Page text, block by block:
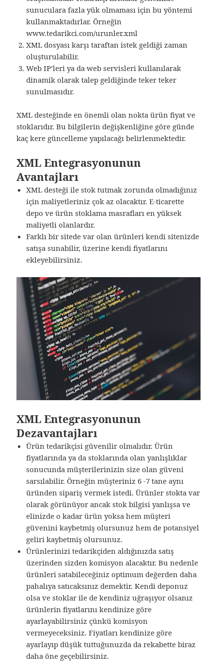
sunuculara fazla yük olmaması için bu yöntemi
kullanmaktadırlar. Örneğin
www.tedarikci.com/urunler.xml
XML dosyası karşı taraftan istek geldiği zaman
oluşturulabilir.
Web IP’leri ya da web servisleri kullanılarak
dinamik olarak talep geldiğinde teker teker
sunulmasıdır.
XML desteğinde en önemli olan nokta ürün fiyat ve
stoklarıdır. Bu bilgilerin değişkenliğine göre günde
kaç kere güncelleme yapılacağı belirlenmektedir.
XML Entegrasyonunun
Avantajları
XML desteği ile stok tutmak zorunda olmadığınız
için maliyetleriniz çok az olacaktır. E-ticarette
depo ve ürün stoklama masrafları en yüksek
maliyetli olanlardır.
Farklı bir sitede var olan ürünleri kendi sitenizde
satışa sunabilir, üzerine kendi fiyatlarını
ekleyebilirsiniz.
XML Entegrasyonunun
Dezavantajları
Ürün tedarikçisi güvenilir olmalıdır. Ürün
fiyatlarında ya da stoklarında olan yanlışlıklar
sonucunda müşterilerinizin size olan güveni
sarsılabilir. Örneğin müşteriniz 6 -7 tane aynı
üründen sipariş vermek istedi. Ürünler stokta var
olarak görünüyor ancak stok bilgisi yanlışsa ve
elinizde o kadar ürün yoksa hem müşteri
güvenini kaybetmiş olursunuz hem de potansiyel
geliri kaybetmiş olursunuz.
Ürünlerinizi tedarikçiden aldığınızda satış
üzerinden sizden komisyon alacaktır. Bu nedenle
ürünleri satabileceğiniz optimum değerden daha
pahalıya satıcaksınız demektir. Kendi deponuz
olsa ve stoklar ile de kendiniz uğraşıyor olsanız
ürünlerin fiyatlarını kendinize göre
ayarlayabilirsiniz çünkü komisyon
vermeyeceksiniz. Fiyatları kendinize göre
ayarlayıp düşük tuttuğunuzda da rekabette biraz
daha öne geçebilirsiniz.